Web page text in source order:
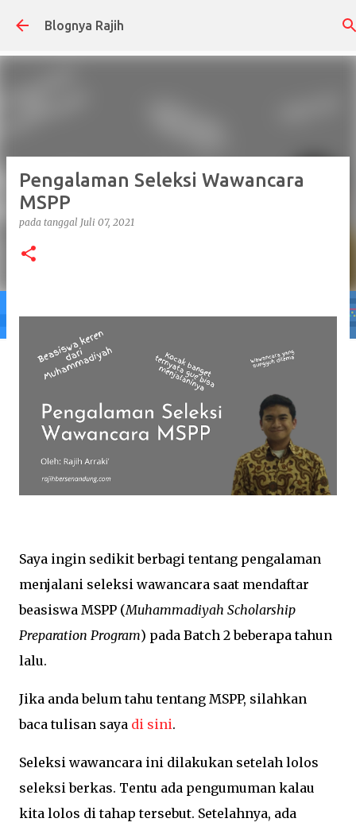
Langsung ke konten utama
Blognya Rajih
Pengalaman Seleksi Wawancara
MSPP
pada tanggal Juli 07, 2021
Saya ingin sedikit berbagi tentang pengalaman
menjalani seleksi wawancara saat mendaftar
beasiswa MSPP (Muhammadiyah Scholarship
Preparation Program) pada Batch 2 beberapa tahun
lalu.
Jika anda belum tahu tentang MSPP, silahkan
baca tulisan saya di sini.
Seleksi wawancara ini dilakukan setelah lolos
seleksi berkas. Tentu ada pengumuman kalau
kita lolos di tahap tersebut. Setelahnya, ada